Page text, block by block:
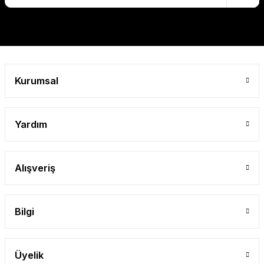
Kurumsal
Yardım
Alışveriş
Bilgi
Üyelik